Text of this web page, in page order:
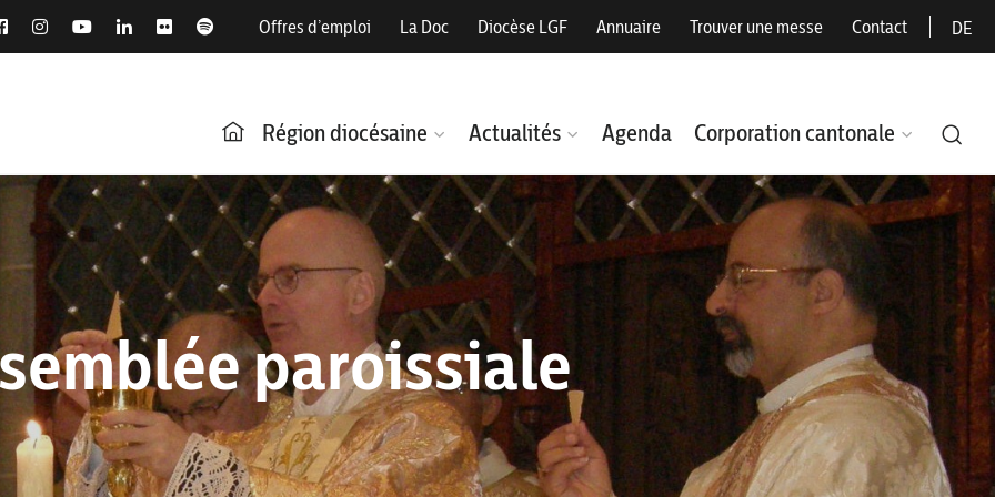
Offres d’emploi La Doc Diocèse LGF Annuaire Trouver une messe Contact DE
Région diocésaine Actualités Agenda Corporation cantonale
paroissiale